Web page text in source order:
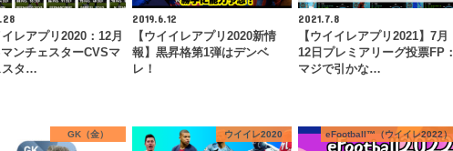
イレアプリ2020：12月
ンチェスターCVSマ
スタ…
2019.6.12
【ウイイレアプリ2020新情
報】黒昇格第1弾はデンベ
レ！
2021.7.8
【ウイイレアプリ2021】7月
12日プレミアリーグ投票FP：
マジで引かな…
GK（金） ウイイレ2020 eFootball™（ウイイレ2022）